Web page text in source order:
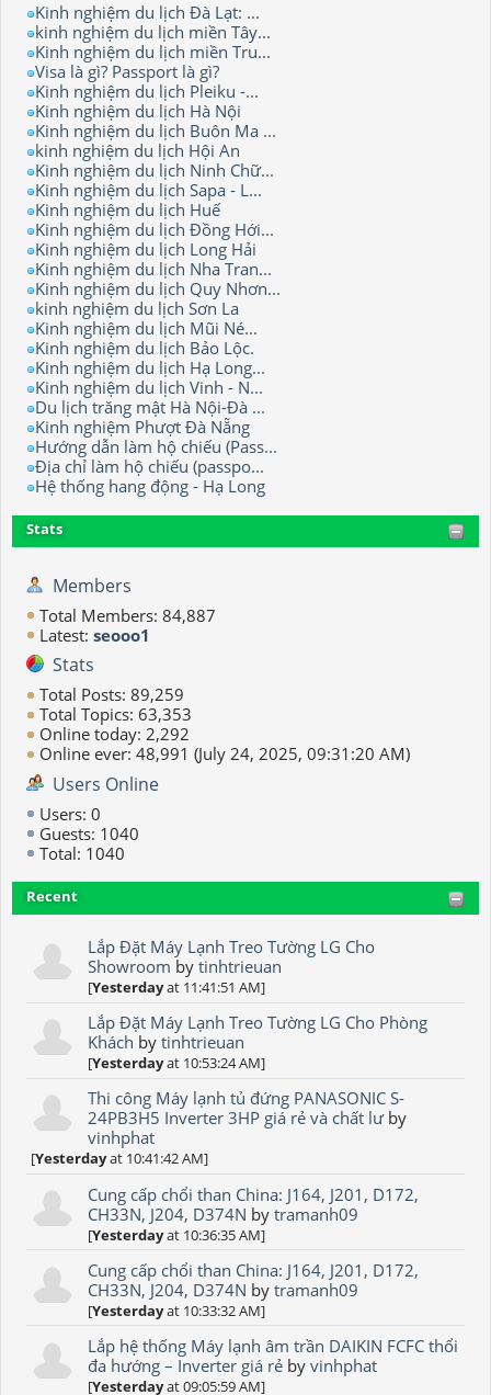
Kinh nghiệm du lịch Đà Lạt: ...
kinh nghiệm du lịch miền Tây...
Kinh nghiệm du lịch miền Tru...
Visa là gì? Passport là gì?
Kinh nghiệm du lịch Pleiku -...
Kinh nghiệm du lịch Hà Nội
Kinh nghiệm du lịch Buôn Ma ...
kinh nghiệm du lịch Hội An
Kinh nghiệm du lịch Ninh Chữ...
Kinh nghiệm du lịch Sapa - L...
Kinh nghiệm du lịch Huế
Kinh nghiệm du lịch Đồng Hới...
Kinh nghiệm du lịch Long Hải
Kinh nghiệm du lịch Nha Tran...
Kinh nghiệm du lịch Quy Nhơn...
kinh nghiệm du lịch Sơn La
Kinh nghiệm du lịch Mũi Né...
Kinh nghiệm du lịch Bảo Lộc.
Kinh nghiệm du lịch Hạ Long...
Kinh nghiệm du lịch Vinh - N...
Du lịch trăng mật Hà Nội-Đà ...
Kinh nghiệm Phượt Đà Nẵng
Hướng dẫn làm hộ chiếu (Pass...
Địa chỉ làm hộ chiếu (passpo...
Hệ thống hang động - Hạ Long
Stats
Members
Total Members: 84,887
Latest: seooo1
Stats
Total Posts: 89,259
Total Topics: 63,353
Online today: 2,292
Online ever: 48,991 (July 24, 2025, 09:31:20 AM)
Users Online
Users: 0
Guests: 1040
Total: 1040
Recent
Lắp Đặt Máy Lạnh Treo Tường LG Cho
Showroom bytinhtrieuan
[Yesterdayat 11:41:51 AM]
Lắp Đặt Máy Lạnh Treo Tường LG Cho Phòng
Khách bytinhtrieuan
[Yesterdayat 10:53:24 AM]
Thi công Máy lạnh tủ đứng PANASONIC S-
24PB3H5 Inverter 3HP giá rẻ và chất lưby
vinhphat
[Yesterdayat 10:41:42 AM]
Cung cấp chổi than China: J164, J201, D172,
CH33N, J204, D374N bytramanh09
[Yesterdayat 10:36:35 AM]
Cung cấp chổi than China: J164, J201, D172,
CH33N, J204, D374N bytramanh09
[Yesterdayat 10:33:32 AM]
Lắp hệ thống Máy lạnh âm trần DAIKIN FCFC thổi
đa hướng – Inverter giá rẻ byvinhphat
[Yesterdayat 09:05:59 AM]